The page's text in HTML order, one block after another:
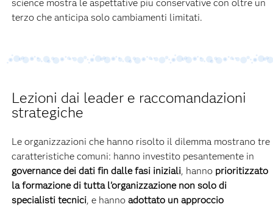
science mostra le aspettative più conservative con oltre un
terzo che anticipa solo cambiamenti limitati.
Lezioni dai leader e raccomandazioni
strategiche
Le organizzazioni che hanno risolto il dilemma mostrano tre
caratteristiche comuni: hanno investito pesantemente in
governance dei dati fin dalle fasi iniziali, hanno prioritizzato
la formazione di tutta l'organizzazione non solo di
specialisti tecnici, e hanno adottato un approccio